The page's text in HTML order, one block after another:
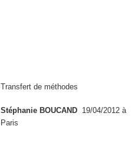
Transfert de méthodes
Stéphanie BOUCAND 19/04/2012 à
Paris